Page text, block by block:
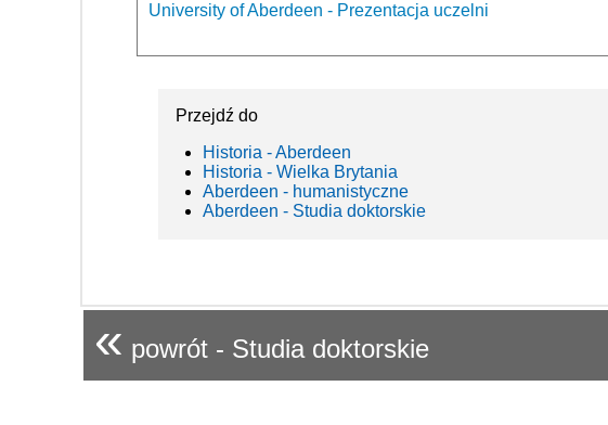
University of Aberdeen - Prezentacja uczelni
Przejdź do
Historia - Aberdeen
Historia - Wielka Brytania
Aberdeen - humanistyczne
Aberdeen - Studia doktorskie
« powrót - Studia doktorskie